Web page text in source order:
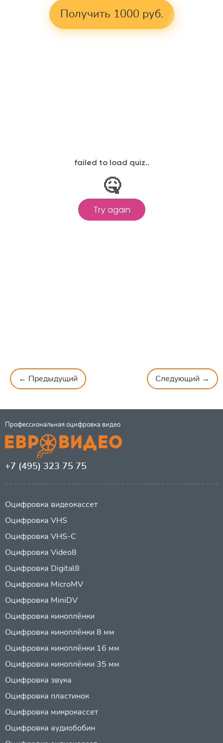
Получить 1000 руб.
← Предыдущий Следующий →
Профессиональная оцифровка видео
+7 (495) 323 75 75
Оцифровка видеокассет
Оцифровка VHS
Оцифровка VHS-C
Оцифровка Video8
Оцифровка Digital8
Оцифровка MicroMV
Оцифровка MiniDV
Оцифровка киноплёнки
Оцифровка киноплёнки 8 мм
Оцифровка киноплёнки 16 мм
Оцифровка киноплёнки 35 мм
Оцифровка звука
Оцифровка пластинок
Оцифровка микрокассет
Оцифровка аудиобобин